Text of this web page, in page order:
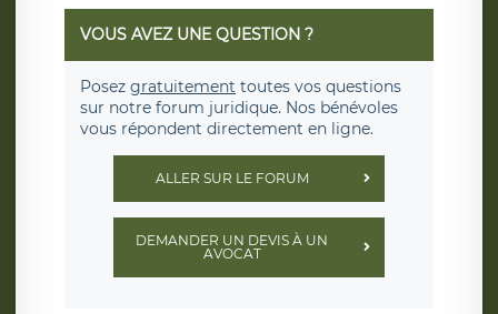
VOUS AVEZ UNE QUESTION ?
Posez gratuitement toutes vos questions
sur notre forum juridique. Nos bénévoles
vous répondent directement en ligne.
ALLER SUR LE FORUM
DEMANDER UN DEVIS À UN
AVOCAT